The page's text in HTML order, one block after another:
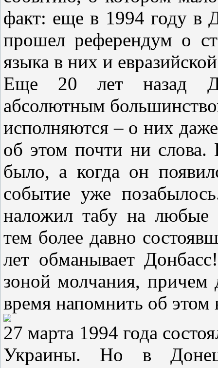
факт: еще в 1994 году в
прошел референдум о
языка в них и
Еще 20 лет назад
абсолютным
исполняются – о них
об этом почти ни
было, а когда он
событие уже
наложил табу на любые
тем более давно
лет обманывает
зоной молчания, причем
время напомнить об этом
27 марта 1994 года
Украины. Но в